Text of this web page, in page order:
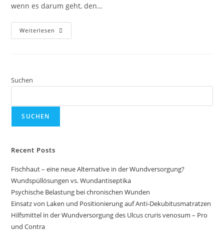
wenn es darum geht, den…
Weiterlesen
Suchen
SUCHEN
Recent Posts
Fischhaut – eine neue Alternative in der Wundversorgung?
Wundspüllösungen vs. Wundantiseptika
Psychische Belastung bei chronischen Wunden
Einsatz von Laken und Positionierung auf Anti-Dekubitusmatratzen
Hilfsmittel in der Wundversorgung des Ulcus cruris venosum – Pro
und Contra